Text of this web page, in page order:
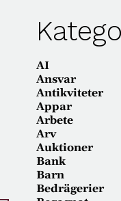
AI
Ansvar
Antikviteter
Appar
Arbete
Arv
Auktioner
Bank
Barn
Bedrägerier